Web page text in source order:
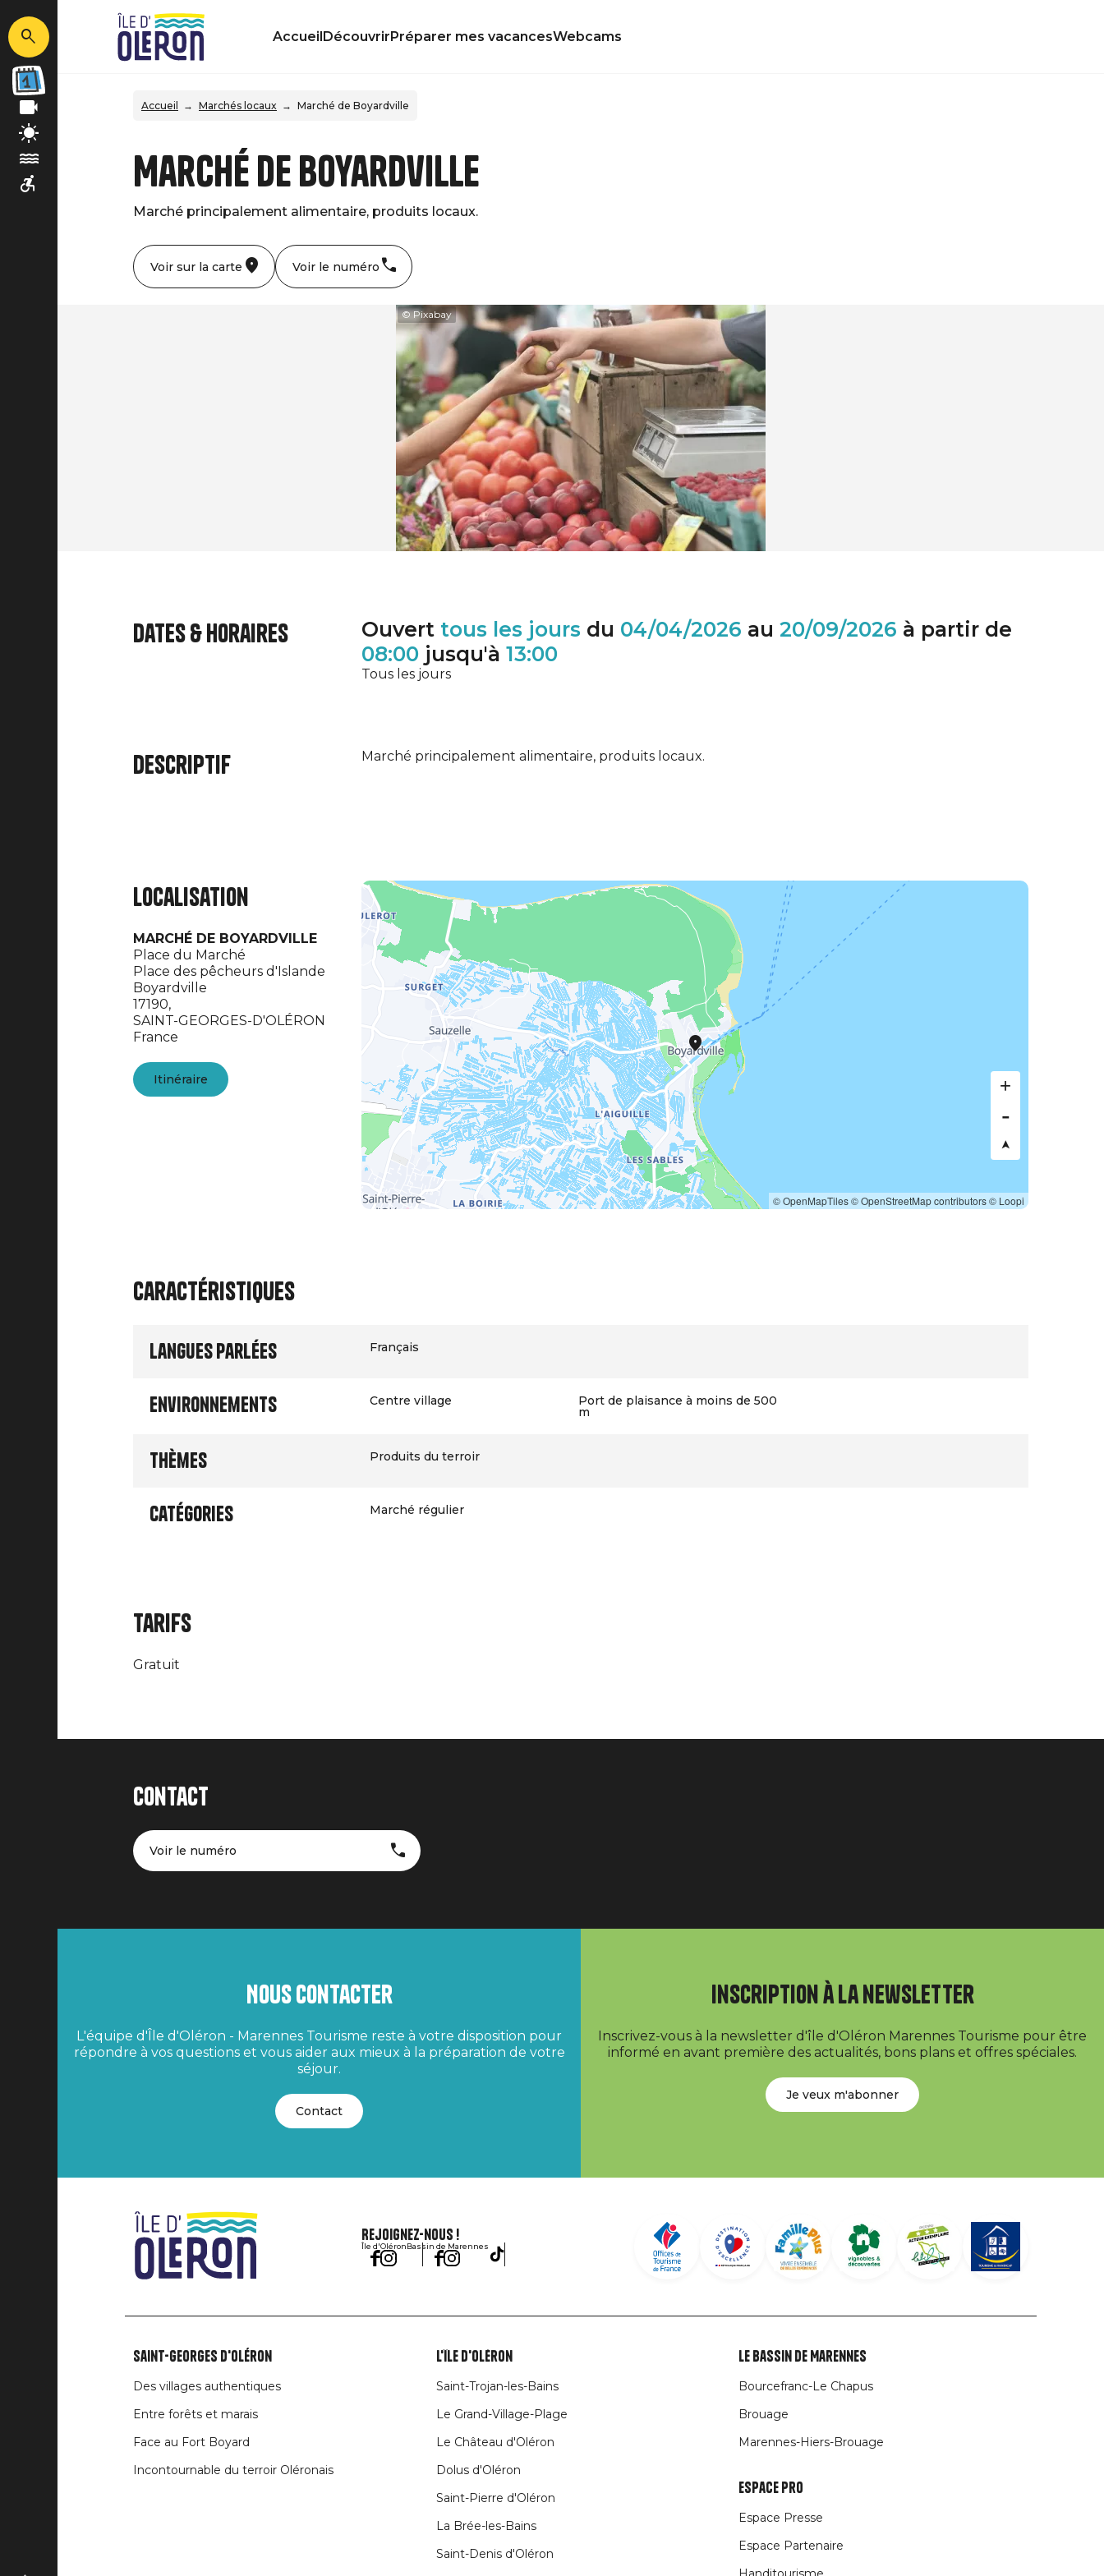
AccueilDécouvrirPréparer mes vacancesWebcams
Accueil Marchés locaux Marché de Boyardville
Marché de Boyardville
Marché principalement alimentaire, produits locaux.
Voir sur la carte Voir le numéro
© Pixabay
Dates & horaires Ouvert tous les joursdu 04/04/2026 au 20/09/2026 à partir de
08:00jusqu'à 13:00
Tous les jours
Descriptif Marché principalement alimentaire, produits locaux.
Localisation
MARCHÉ DE BOYARDVILLE
Place du Marché
Place des pêcheurs d'Islande
Boyardville
17190,
SAINT-GEORGES-D'OLÉRON
France
Itinéraire
© OpenMapTiles© OpenStreetMap contributors© Loopi
Caractéristiques
Langues parlées Français
Environnements Centre village Port de plaisance à moins de 500
m
Thèmes Produits du terroir
Catégories Marché régulier
Tarifs
Gratuit
Contact
Voir le numéro
Nous contacter
L'équipe d'Île d'Oléron - Marennes Tourisme reste à votre disposition pour
répondre à vos questions et vous aider aux mieux à la préparation de votre
séjour.
Contact
Inscription à la newsletter
Inscrivez-vous à la newsletter d'île d'Oléron Marennes Tourisme pour être
informé en avant première des actualités, bons plans et offres spéciales.
Je veux m'abonner
Rejoignez-nous !
Île d'OléronBassin de Marennes
Liens
rubriques
Saint-Georges d'Oléron
Des villages authentiques
Entre forêts et marais
Face au Fort Boyard
Incontournable du terroir Oléronais
L'île d'Oléron
Saint-Trojan-les-Bains
Le Grand-Village-Plage
Le Château d'Oléron
Dolus d'Oléron
Saint-Pierre d'Oléron
La Brée-les-Bains
Saint-Denis d'Oléron
Le Bassin de Marennes
Bourcefranc-Le Chapus
Brouage
Marennes-Hiers-Brouage
Espace Pro
Espace Presse
Espace Partenaire